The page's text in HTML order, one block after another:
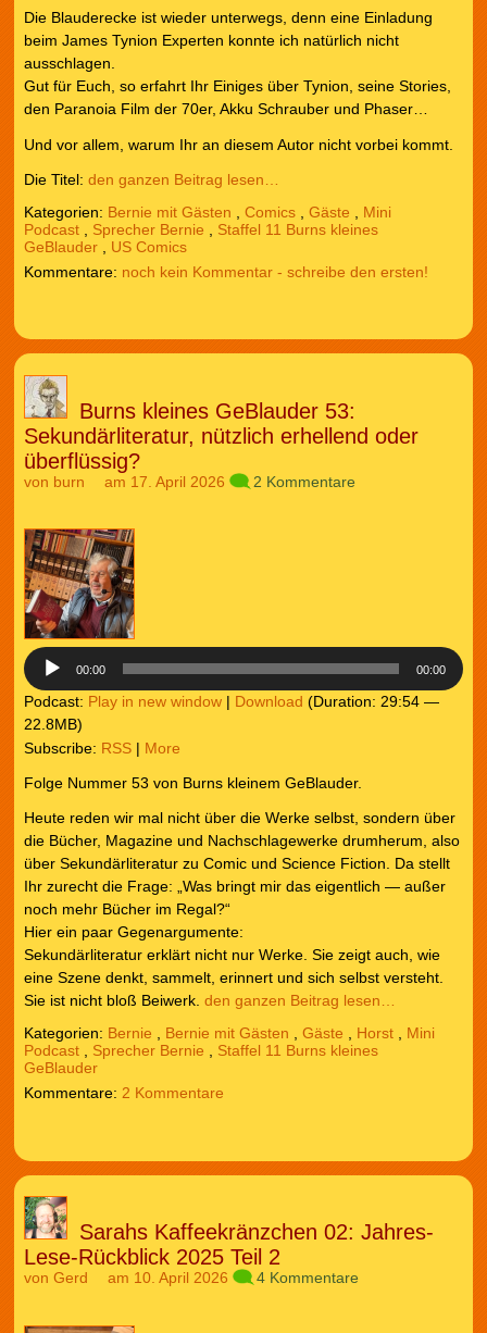
Die Blauderecke ist wieder unterwegs, denn eine Einladung
beim James Tynion Experten konnte ich natürlich nicht
ausschlagen.
Gut für Euch, so erfahrt Ihr Einiges über Tynion, seine Stories,
den Paranoia Film der 70er, Akku Schrauber und Phaser…
Und vor allem, warum Ihr an diesem Autor nicht vorbei kommt.
Die Titel: den ganzen Beitrag lesen…
Kategorien: Bernie mit Gästen Comics, Gäste
Mini
Podcast, Sprecher Bernie
Staffel 11 Burns kleines
GeBlauder, US Comics
noch kein Kommentar - schreibe den ersten!
Burns kleines GeBlauder 53:
Sekundärliteratur, nützlich erhellend oder
überflüssig?
von burn am 17. April 2026 2 Kommentare
00:00 00:00
Podcast: Play in new window| Download (Duration: 29:54 —
22.8MB)
Subscribe: RSS| More
Folge Nummer 53 von Burns kleinem GeBlauder.
Heute reden wir mal nicht über die Werke selbst, sondern über
die Bücher, Magazine und Nachschlagewerke drumherum, also
über Sekundärliteratur zu Comic und Science Fiction. Da stellt
Ihr zurecht die Frage: „Was bringt mir das eigentlich — außer
noch mehr Bücher im Regal?“
Hier ein paar Gegenargumente:
Sekundärliteratur erklärt nicht nur Werke. Sie zeigt auch, wie
eine Szene denkt, sammelt, erinnert und sich selbst versteht.
Sie ist nicht bloß Beiwerk. den ganzen Beitrag lesen…
Kategorien: Bernie , Bernie mit Gästen , Gäste , Horst, Mini
Podcast, Sprecher Bernie , Staffel 11 Burns kleines
GeBlauder
2 Kommentare
Sarahs Kaffeekränzchen 02: Jahres-
Lese-Rückblick 2025 Teil 2
von Gerd am 10. April 2026 4 Kommentare